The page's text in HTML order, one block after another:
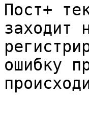
Пост+
заходит
ошибку